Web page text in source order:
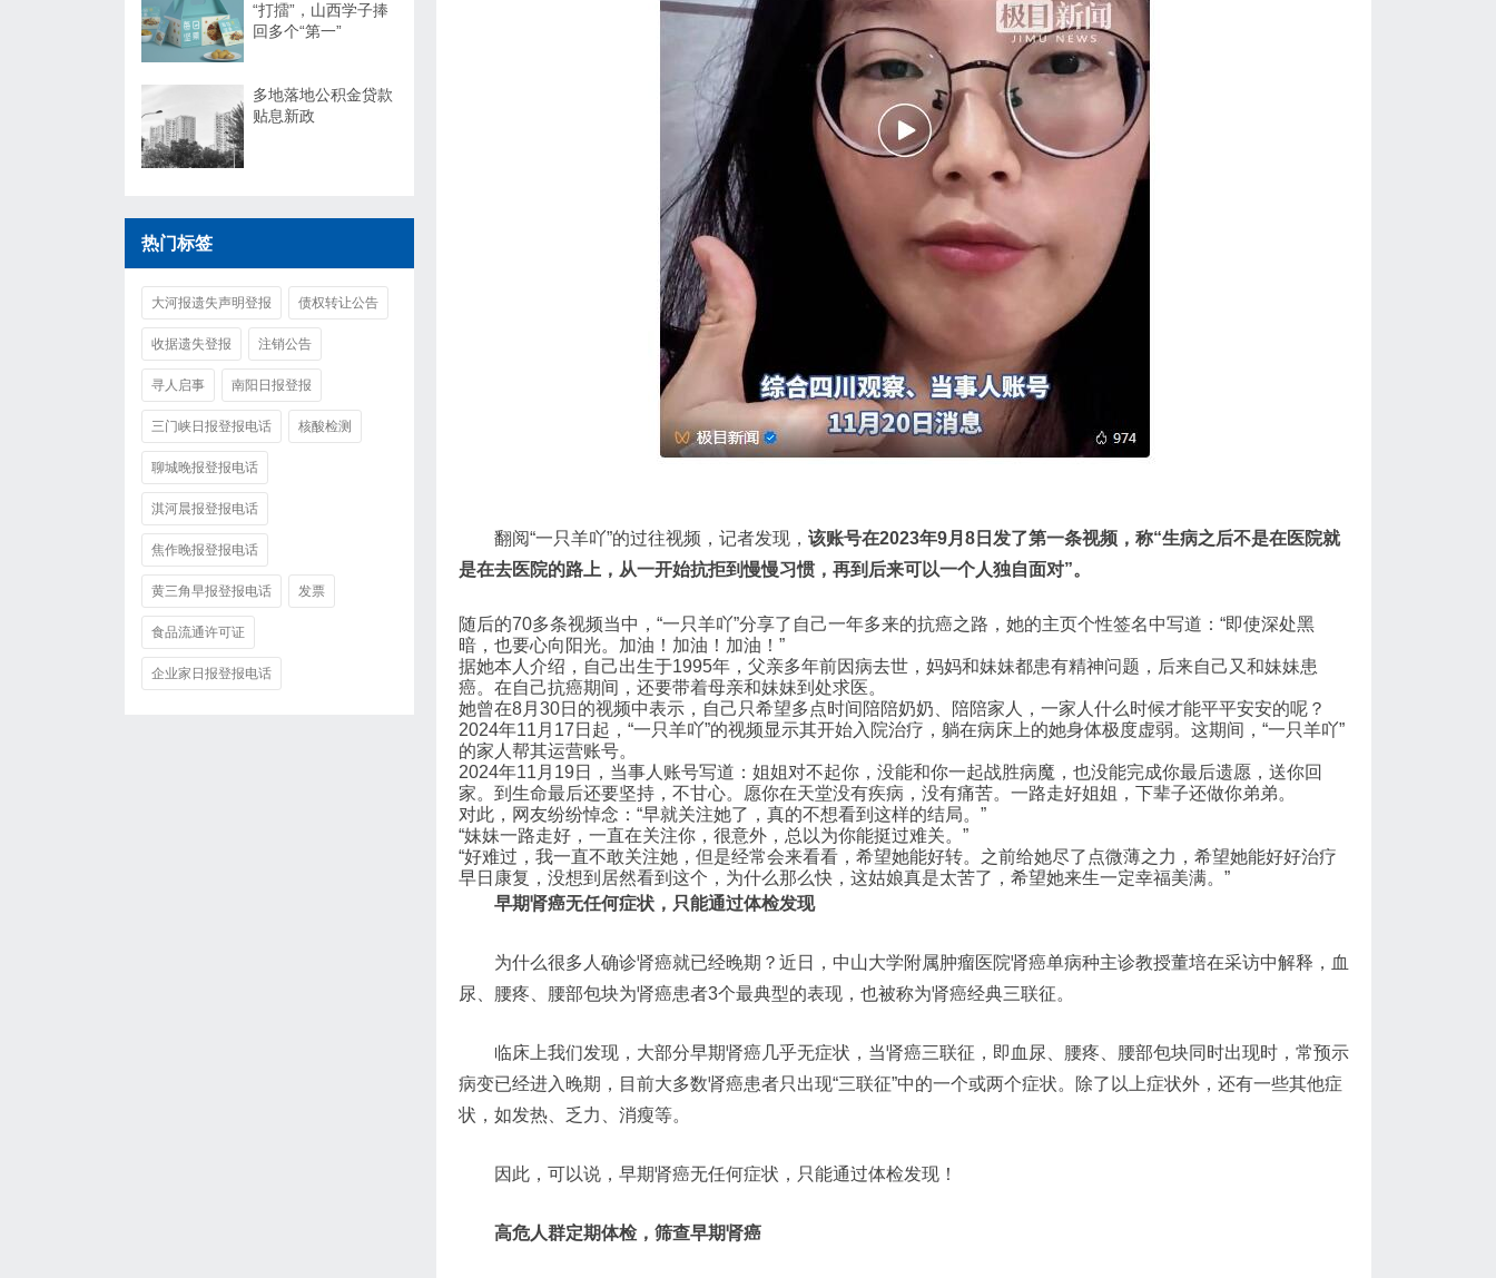
翻阅“一只羊吖”的过往视频，记者发现， 该账号在2023年9月8日发了第一条视频，称“生病之后不是在医院就
是在去医院的路上，从一开始抗拒到慢慢习惯，再到后来可以一个人独自面对”。
随后的70多条视频当中，“一只羊吖”分享了自己一年多来的抗癌之路，她的主页个性签名中写道：“即使深处黑
暗，也要心向阳光。加油！加油！加油！”
据她本人介绍，自己出生于1995年，父亲多年前因病去世，妈妈和妹妹都患有精神问题，后来自己又和妹妹患
癌。在自己抗癌期间，还要带着母亲和妹妹到处求医。
她曾在8月30日的视频中表示，自己只希望多点时间陪陪奶奶、陪陪家人，一家人什么时候才能平平安安的呢？
2024年11月17日起，“一只羊吖”的视频显示其开始入院治疗，躺在病床上的她身体极度虚弱。这期间，“一只羊吖”
的家人帮其运营账号。
2024年11月19日，当事人账号写道：姐姐对不起你，没能和你一起战胜病魔，也没能完成你最后遗愿，送你回
家。到生命最后还要坚持，不甘心。愿你在天堂没有疾病，没有痛苦。一路走好姐姐，下辈子还做你弟弟。
对此，网友纷纷悼念：“早就关注她了，真的不想看到这样的结局。”
“妹妹一路走好，一直在关注你，很意外，总以为你能挺过难关。”
“好难过，我一直不敢关注她，但是经常会来看看，希望她能好转。之前给她尽了点微薄之力，希望她能好好治疗
早日康复，没想到居然看到这个，为什么那么快，这姑娘真是太苦了，希望她来生一定幸福美满。”
早期肾癌无任何症状，只能通过体检发现
为什么很多人确诊肾癌就已经晚期？近日，中山大学附属肿瘤医院肾癌单病种主诊教授董培在采访中解释，血
尿、腰疼、腰部包块为肾癌患者3个最典型的表现，也被称为肾癌经典三联征。
临床上我们发现，大部分早期肾癌几乎无症状，当肾癌三联征，即血尿、腰疼、腰部包块同时出现时，常预示
病变已经进入晚期，目前大多数肾癌患者只出现“三联征”中的一个或两个症状。除了以上症状外，还有一些其他症
状，如发热、乏力、消瘦等。
因此，可以说，早期肾癌无任何症状，只能通过体检发现！
高危人群定期体检，筛查早期肾癌
“打擂”，山西学子捧
回多个“第一”
多地落地公积金贷款
贴息新政
热门标签
大河报遗失声明登报 债权转让公告
收据遗失登报 注销公告
寻人启事 南阳日报登报
三门峡日报登报电话 核酸检测
聊城晚报登报电话
淇河晨报登报电话
焦作晚报登报电话
黄三角早报登报电话 发票
食品流通许可证
企业家日报登报电话